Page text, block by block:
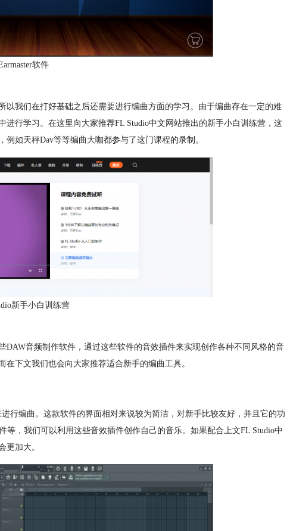
软件
我们在打好基础之后还需要进行编曲方面的学习。由于编曲存在一定的难
行学习。在这里向大家推荐FL Studio中文网站推出的新手小白训练营，这
如天秤Dav等等编曲大咖都参与了这门课程的录制。
新手小白训练营
音频制作软件，通过这些软件的音效插件来实现创作各种不同风格的音
下文我们也会向大家推荐适合新手的编曲工具。
行编曲。这款软件的界面相对来说较为简洁，对新手比较友好，并且它的功
，我们可以利用这些音效插件创作自己的音乐。如果配合上文FL Studio中
更加大。